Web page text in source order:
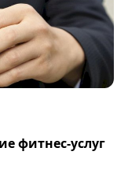
фитнес-услуг